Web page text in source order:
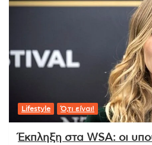
Lifestyle Ό,τι είναι!
Έκπληξη στα WSA: οι